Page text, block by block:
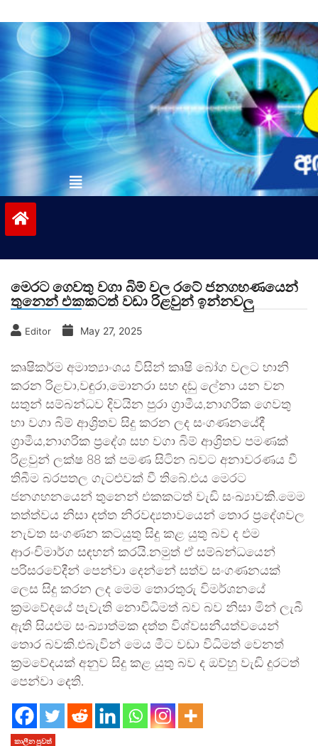
to
contentvinivida.lk
මෙරට ගෙවතු වගා බිම් වල රටේ ජනගහණයෙන්
තුනෙන් එකකටත් වඩා රිළවුන් ඉන්නවලු
Editor May 27, 2025
කෘෂිකර්ම අමාත්‍යාංශය විසින් කෘෂි බෝග වලට හානි
කරන රිළවා,වඳුරා,මොනරා සහ දඬු ලේනා යන වන
සතුන් සම්බන්ධව දිවයින පුරා ග්‍රාමීය,නාගරික ගෙවතු
හා වගා බිම් ආශ්‍රිතව සිදු කරන ලද සංගණනයේදී
ග්‍රාමීය,නාගරික ප්‍රදේශ සහ වගා බිම් ආශ්‍රිතව පමණක්
රිළවුන් ලක්ෂ 88 ක් පමණ සිටින බවට අනාවරණය වී
තිබීම බරපතල ගැටළුවක් වී තිබේ.එය මෙරට
ජනගහනයෙන් තුනෙන් එකකටත් වැඩි සංඛ්‍යාවකි.මෙම
තත්ත්වය නිසා දත්ත නිරවද්‍යතාවයෙන් තොර ප්‍රදේශවල
නැවත සංගණන කටයුතු සිදු කළ යුතු බව ද එම
ආරංචිමාර්ග සඳහන් කරයි.නමුත් ඒ සම්බන්ධයෙන්
පරිසරවේදීන් පෙන්වා දෙන්නේ සත්ව සංගණනයක්
ලෙස සිදු කරන ලද මෙම තොරතුරු විමර්ශනයේ
ක්‍රමවේදයේ පැවැති නොවිධිමත් බව බව නිසා මින් ලැබී
ඇති සියළුම සංඛ්‍යාත්මක දත්ත විශ්වසනීයත්වයෙන්
තොර බවකි.එබැවින් මෙය මීට වඩා විධිමත් වෙනත්
ක්‍රමවේදයක් අනුව සිදු කළ යුතු බව ද ඔව්හු වැඩි දුරටත්
පෙන්වා දෙති.
කාලීන පුවත්